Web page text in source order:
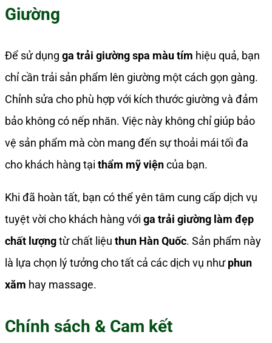
Giường
Để sử dụng ga trải giường spa màu tím hiệu quả, bạn
chỉ cần trải sản phẩm lên giường một cách gọn gàng.
Chỉnh sửa cho phù hợp với kích thước giường và đảm
bảo không có nếp nhăn. Việc này không chỉ giúp bảo
vệ sản phẩm mà còn mang đến sự thoải mái tối đa
cho khách hàng tại thẩm mỹ việncủa bạn.
Khi đã hoàn tất, bạn có thể yên tâm cung cấp dịch vụ
tuyệt vời cho khách hàng với ga trải giường làm đẹp
chất lượngtừ chất liệu thun Hàn Quốc. Sản phẩm này
là lựa chọn lý tưởng cho tất cả các dịch vụ nhưphun
xăm hay massage.
Chính sách & Cam kết